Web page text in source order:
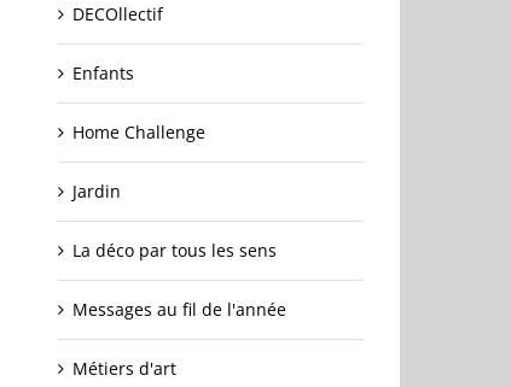
DECOllectif
Enfants
Home Challenge
Jardin
La déco par tous les sens
Messages au fil de l'année
Métiers d'art